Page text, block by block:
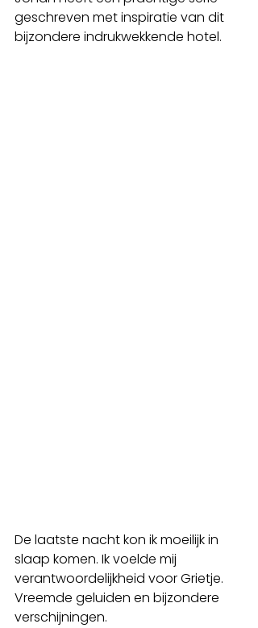
geschreven met inspiratie van dit
bijzondere indrukwekkende hotel.
De laatste nacht kon ik moeilijk in
slaap komen. Ik voelde mij
verantwoordelijkheid voor Grietje.
Vreemde geluiden en bijzondere
verschijningen.